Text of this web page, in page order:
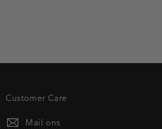
Customer Care
Mail ons